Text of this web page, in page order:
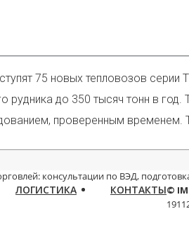
75 новых тепловозов
рудника до 350 тысяч тонн в
проверенным
консультации по ВЭД,
ЛОГИСТИКА КОНТАКТЫ©